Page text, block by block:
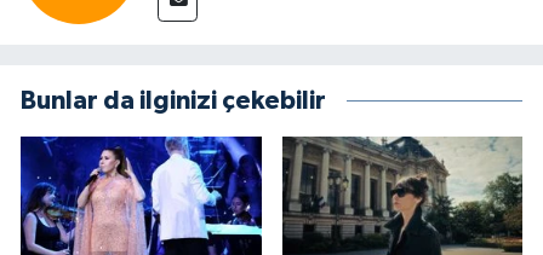
Bunlar da ilginizi çekebilir